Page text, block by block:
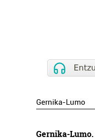
Gernika-Lumo
Gernika-Lumo.